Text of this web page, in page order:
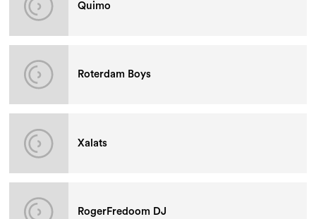
Quimo
Roterdam Boys
Xalats
RogerFredoom DJ